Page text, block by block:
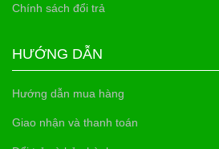
Chính sách đổi trả
HƯỚNG DẪN
Hướng dẫn mua hàng
Giao nhận và thanh toán